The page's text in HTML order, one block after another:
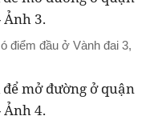
điểm đầu ở Vành đai 3,